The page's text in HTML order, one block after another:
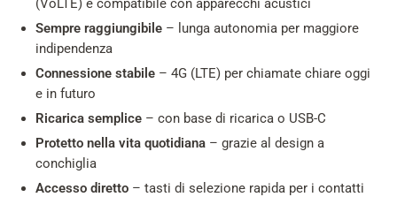
(VoLTE) e compatibile con apparecchi acustici
Sempre raggiungibile – lunga autonomia per maggiore
indipendenza
Connessione stabile – 4G (LTE) per chiamate chiare oggi
e in futuro
Ricarica semplice – con base di ricarica o USB-C
Protetto nella vita quotidiana – grazie al design a
conchiglia
Accesso diretto – tasti di selezione rapida per i contatti